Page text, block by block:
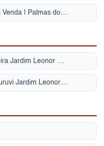
Casa Térrea com quintal para Venda | Palmas do Tremembé
Condomínio Chácara Cantareira Jardim Leonor Mendes de Barros
Condomínio Habitacional Tucuruvi Jardim Leonor Mendes de Barros